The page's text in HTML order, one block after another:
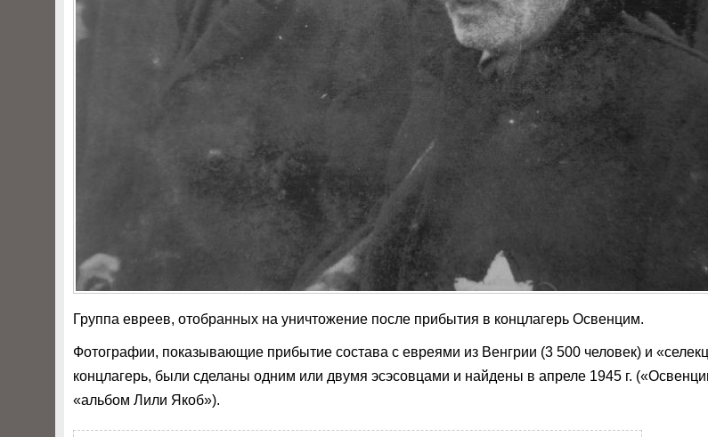
Группа евреев, отобранных на уничтожение после прибытия в концлагерь Освенцим.
Фотографии, показывающие прибытие состава с евреями из Венгрии (3 500 человек) и
концлагерь, были сделаны одним или двумя эсэсовцами и найдены в апреле 1945 г.
«альбом Лили Якоб»).